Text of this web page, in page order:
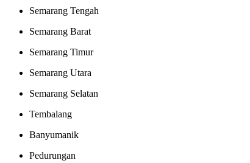
Semarang Tengah
Semarang Barat
Semarang Timur
Semarang Utara
Semarang Selatan
Tembalang
Banyumanik
Pedurungan